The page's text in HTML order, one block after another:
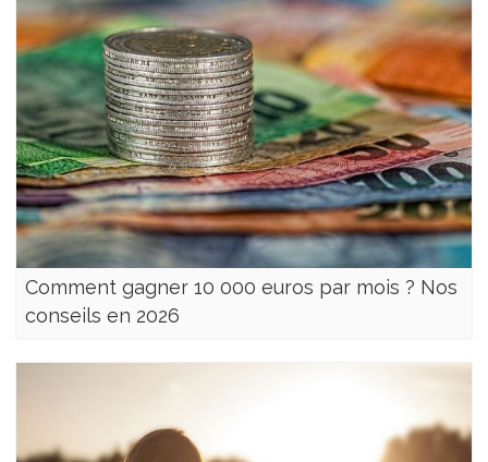
Comment gagner 10 000 euros par mois ? Nos
conseils en 2026